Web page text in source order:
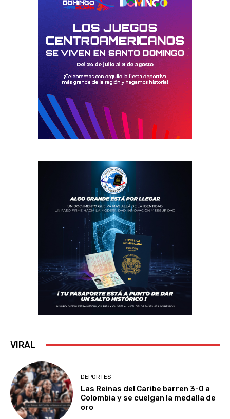
VIRAL
DEPORTES
Las Reinas del Caribe barren 3-0 a
Colombia y se cuelgan la medalla de
oro